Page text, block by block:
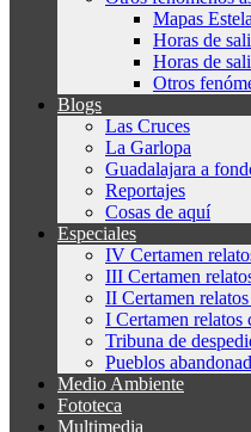
Mapas
Horas de
Horas de
Otros
Blogs
Las Cruces
La Garlopa
Guadalajara a
Reportajes
Cosas de aquí
Especiales
IV Certamen
III Certamen
II Certamen
I Certamen
Tribuna de
Pueblos
Medio Ambiente
Fototeca
Multimedia